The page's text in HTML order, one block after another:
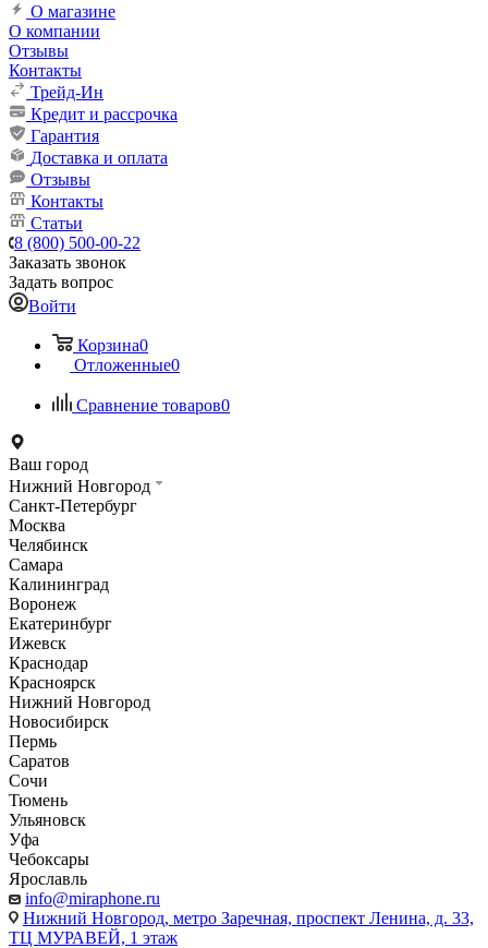
О магазине
О компании
Отзывы
Контакты
Трейд-Ин
Кредит и рассрочка
Гарантия
Доставка и оплата
Отзывы
Контакты
Статьи
8 (800) 500-00-22
Заказать звонок
Задать вопрос
Войти
Корзина0
Отложенные0
Сравнение товаров0
Ваш город
Нижний Новгород
Санкт-Петербург
Москва
Челябинск
Самара
Калининград
Воронеж
Екатеринбург
Ижевск
Краснодар
Красноярск
Нижний Новгород
Новосибирск
Пермь
Саратов
Сочи
Тюмень
Ульяновск
Уфа
Чебоксары
Ярославль
info@miraphone.ru
Нижний Новгород, метро Заречная, проспект Ленина, д. 33,
ТЦ МУРАВЕЙ, 1 этаж